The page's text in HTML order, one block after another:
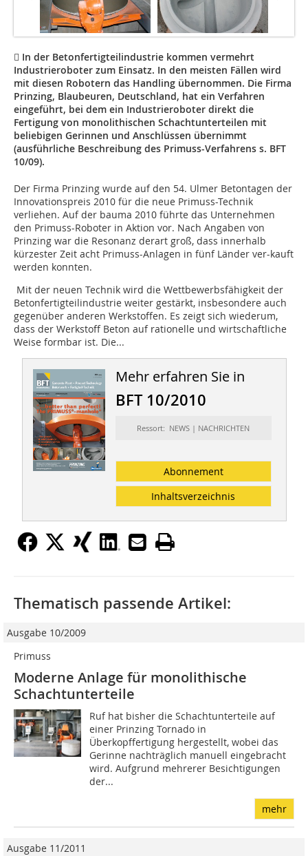
 In der Betonfertigteilindustrie kommen vermehrt
Industrieroboter zum Einsatz. In den meisten Fällen wird
mit diesen Robotern das Handling übernommen. Die Firma
Prinzing, Blaubeuren, Deutschland, hat ein Verfahren
eingeführt, bei dem ein Industrieroboter direkt die
Fertigung von monolithischen Schachtunterteilen mit
beliebigen Gerinnen und Anschlüssen übernimmt
(ausführliche Beschreibung des Primuss-Verfahrens s. BFT
10/09).
Der Firma Prinzing wurde auf den 54. Ulmer Betontagen der
Innovationspreis 2010 für die neue Primuss-Technik
verliehen. Auf der bauma 2010 führte das Unternehmen
den Primuss-Roboter in Aktion vor. Nach Angaben von
Prinzing war die Resonanz derart groß, dass innerhalb
kürzester Zeit acht Primuss-Anlagen in fünf Länder ver-kauft
werden konnten.
Mit der neuen Technik wird die Wettbewerbsfähigkeit der
Betonfertigteilindustrie weiter gestärkt, insbesondere auch
gegenüber anderen Werkstoffen. Es zeigt sich wiederum,
dass der Werkstoff Beton auf rationelle und wirtschaftliche
Weise formbar ist. Die...
Mehr erfahren Sie in
BFT 10/2010
Ressort: NEWS | NACHRICHTEN
Abonnement
Inhaltsverzeichnis
Thematisch passende Artikel:
Ausgabe 10/2009
Primuss
Moderne Anlage für monolithische
Schachtunterteile
Ruf hat bisher die Schachtunterteile auf
einer Prinzing Tornado in
Überkopffertigung hergestellt, wobei das
Gerinne nachträglich manuell eingebracht
wird. Aufgrund mehrerer Besichtigungen
der...
mehr
Ausgabe 11/2011